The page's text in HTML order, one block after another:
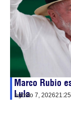
Marco Rubio
Lula
agosto 7, 202621:25